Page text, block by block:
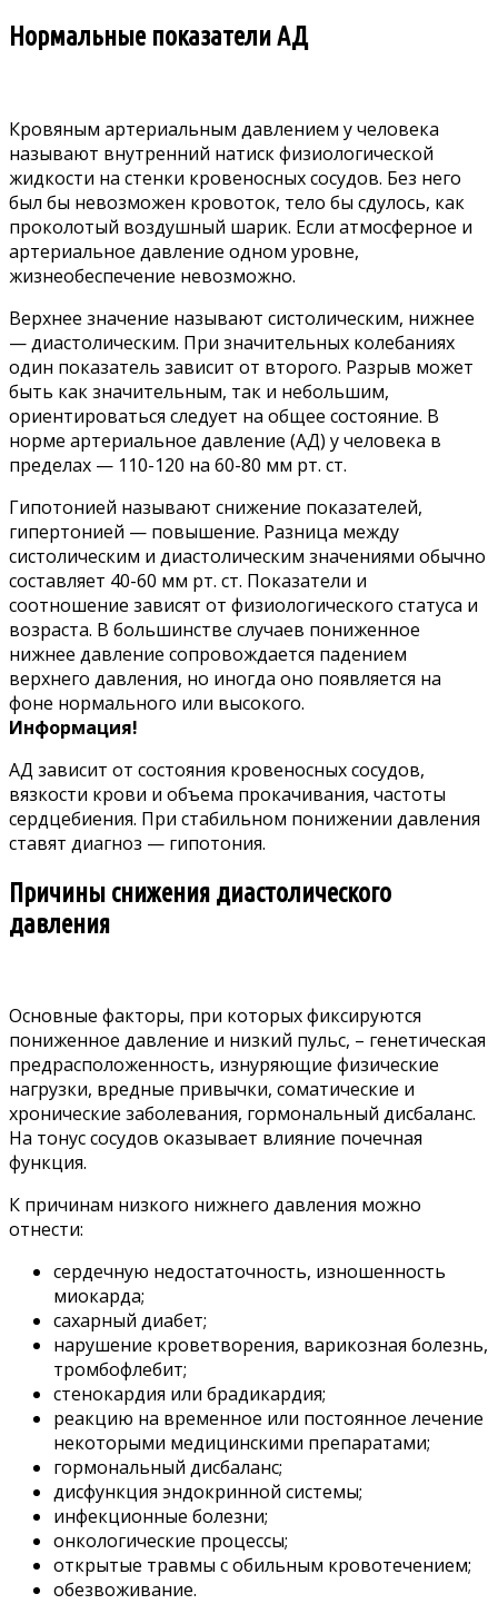
Нормальные показатели АД
Кровяным артериальным давлением у человека
называют внутренний натиск физиологической
жидкости на стенки кровеносных сосудов. Без него
был бы невозможен кровоток, тело бы сдулось, как
проколотый воздушный шарик. Если атмосферное и
артериальное давление одном уровне,
жизнеобеспечение невозможно.
Верхнее значение называют систолическим, нижнее
— диастолическим. При значительных колебаниях
один показатель зависит от второго. Разрыв может
быть как значительным, так и небольшим,
ориентироваться следует на общее состояние. В
норме артериальное давление (АД) у человека в
пределах — 110-120 на 60-80 мм рт. ст.
Гипотонией называют снижение показателей,
гипертонией — повышение. Разница между
систолическим и диастолическим значениями обычно
составляет 40-60 мм рт. ст. Показатели и
соотношение зависят от физиологического статуса и
возраста. В большинстве случаев пониженное
нижнее давление сопровождается падением
верхнего давления, но иногда оно появляется на
фоне нормального или высокого.
Информация!
АД зависит от состояния кровеносных сосудов,
вязкости крови и объема прокачивания, частоты
сердцебиения. При стабильном понижении давления
ставят диагноз — гипотония.
Причины снижения диастолического
давления
Основные факторы, при которых фиксируются
пониженное давление и низкий пульс, – генетическая
предрасположенность, изнуряющие физические
нагрузки, вредные привычки, соматические и
хронические заболевания, гормональный дисбаланс.
На тонус сосудов оказывает влияние почечная
функция.
К причинам низкого нижнего давления можно
отнести:
сердечную недостаточность, изношенность
миокарда;
сахарный диабет;
нарушение кроветворения, варикозная болезнь,
тромбофлебит;
стенокардия или брадикардия;
реакцию на временное или постоянное лечение
некоторыми медицинскими препаратами;
гормональный дисбаланс;
дисфункция эндокринной системы;
инфекционные болезни;
онкологические процессы;
открытые травмы с обильным кровотечением;
обезвоживание.